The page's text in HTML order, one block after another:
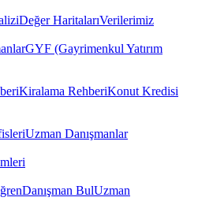
Değer HaritalarıVerilerimiz
GYF (Gayrimenkul Yatırım
Kiralama RehberiKonut Kredisi
Uzman Danışmanlar
Danışman BulUzman